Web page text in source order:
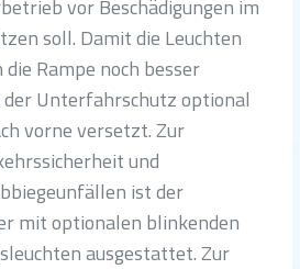
vor Beschädigungen im
soll. Damit die Leuchten
Rampe noch besser
Unterfahrschutz optional
vorne versetzt. Zur
und
ist der
mit optionalen blinkenden
ausgestattet. Zur